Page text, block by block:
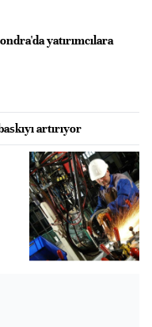
yatırımcılara
artırıyor